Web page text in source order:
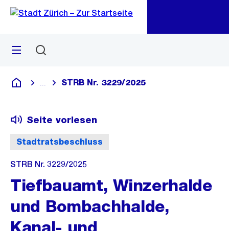
Navigation
Sprunglink
Menü
Deutsch
Blende alle Breadcrumbs ein
STRB Nr. 3229/2025
Stadtratsbeschluss
Seite vorlesen
STRB Nr. 3229/2025
Tiefbauamt, Winzerhalde
und Bombachhalde,
Kanal- und